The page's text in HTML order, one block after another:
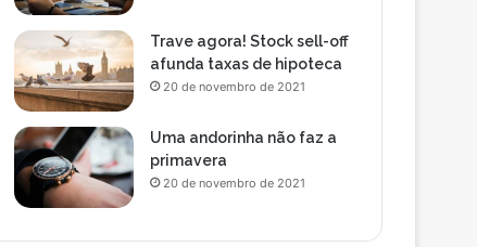
Trave agora! Stock sell-off
afunda taxas de hipoteca
20 de novembro de 2021
Uma andorinha não faz a
primavera
20 de novembro de 2021